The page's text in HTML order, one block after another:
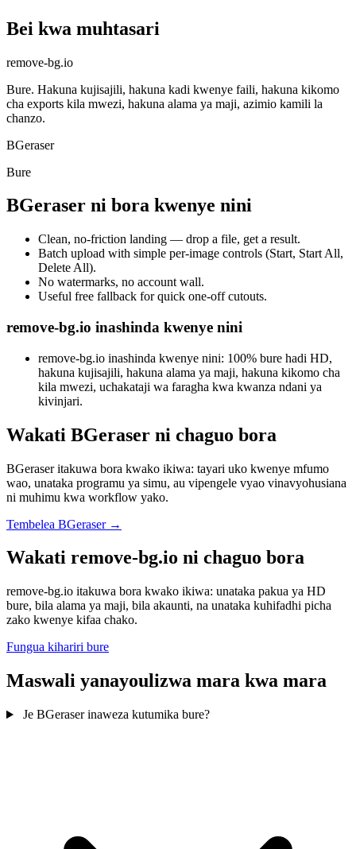
Bei kwa muhtasari
remove-bg.io
Bure. Hakuna kujisajili, hakuna kadi kwenye faili, hakuna kikomo
cha exports kila mwezi, hakuna alama ya maji, azimio kamili la
chanzo.
BGeraser
Bure
BGeraser ni bora kwenye nini
Clean, no-friction landing — drop a file, get a result.
Batch upload with simple per-image controls (Start, Start All,
Delete All).
No watermarks, no account wall.
Useful free fallback for quick one-off cutouts.
remove-bg.io inashinda kwenye nini
remove-bg.io inashinda kwenye nini: 100% bure hadi HD,
hakuna kujisajili, hakuna alama ya maji, hakuna kikomo cha
kila mwezi, uchakataji wa faragha kwa kwanza ndani ya
kivinjari.
Wakati BGeraser ni chaguo bora
BGeraser itakuwa bora kwako ikiwa: tayari uko kwenye mfumo
wao, unataka programu ya simu, au vipengele vyao vinavyohusiana
ni muhimu kwa workflow yako.
Tembelea BGeraser →
Wakati remove-bg.io ni chaguo bora
remove-bg.io itakuwa bora kwako ikiwa: unataka pakua ya HD
bure, bila alama ya maji, bila akaunti, na unataka kuhifadhi picha
zako kwenye kifaa chako.
Fungua kihariri bure
Maswali yanayoulizwa mara kwa mara
Je BGeraser inaweza kutumika bure?